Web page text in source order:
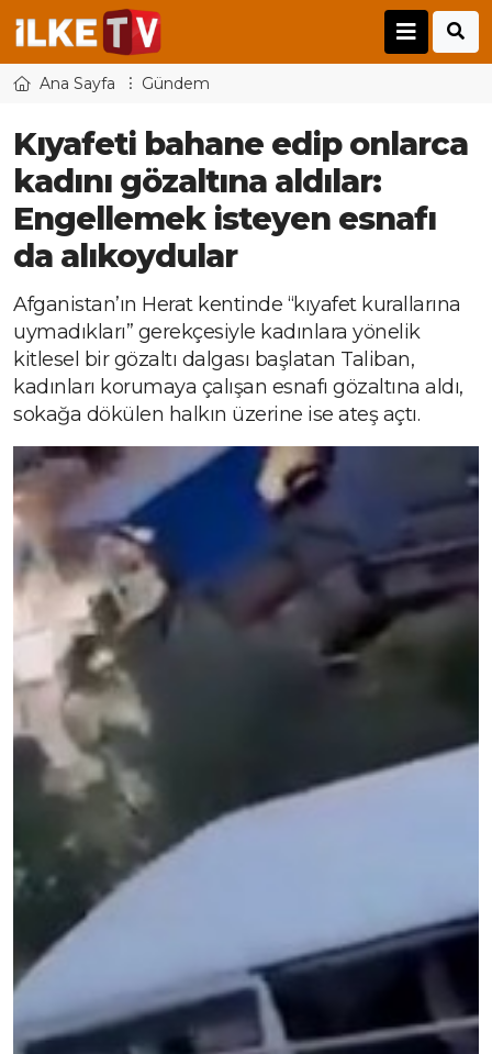
Ana Sayfa Gündem
Kıyafeti bahane edip onlarca
kadını gözaltına aldılar:
Engellemek isteyen esnafı
da alıkoydular
Afganistan’ın Herat kentinde “kıyafet kurallarına
uymadıkları” gerekçesiyle kadınlara yönelik
kitlesel bir gözaltı dalgası başlatan Taliban,
kadınları korumaya çalışan esnafı gözaltına aldı,
sokağa dökülen halkın üzerine ise ateş açtı.